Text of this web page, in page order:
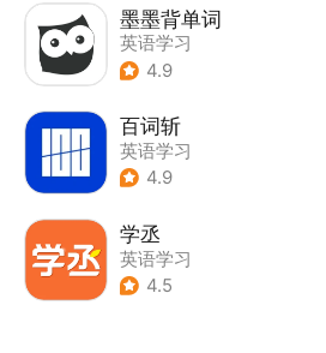
墨墨背单词
英语学习
4.9
百词斩
英语学习
4.9
学丞
英语学习
4.5